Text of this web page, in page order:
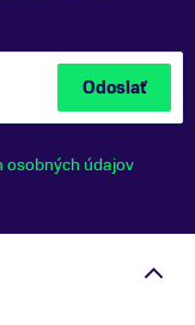
Odoslať
osobných údajov